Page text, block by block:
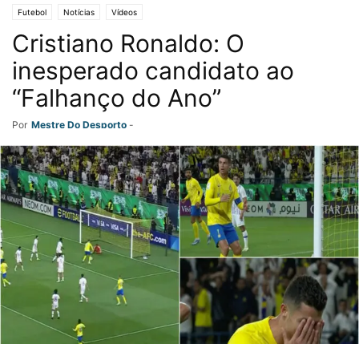
Futebol Notícias Vídeos
Cristiano Ronaldo: O
inesperado candidato ao
“Falhanço do Ano”
Por Mestre Do Desporto -